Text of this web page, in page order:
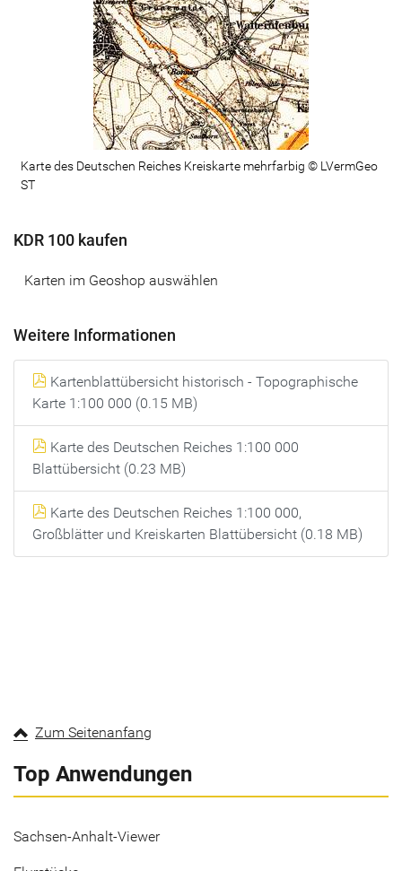
Karte des Deutschen Reiches Kreiskarte mehrfarbig © LVermGeo
ST
KDR 100 kaufen
Karten im Geoshop auswählen
Weitere Informationen
Kartenblattübersicht historisch - Topographische
Karte 1:100 000 (0.15 MB)
Karte des Deutschen Reiches 1:100 000
Blattübersicht (0.23 MB)
Karte des Deutschen Reiches 1:100 000,
Großblätter und Kreiskarten Blattübersicht (0.18 MB)
Zum Seitenanfang
Top Anwendungen
Sachsen-Anhalt-Viewer